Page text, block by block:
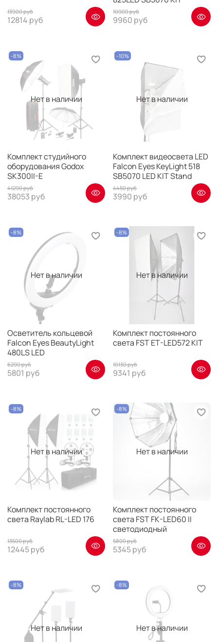
13900 руб
12814 руб
10900 руб
9960 руб
Нет в наличии
-8%
Комплект студийного
оборудования Godox
SK300II-E
41290 руб
38053 руб
Нет в наличии
-10%
Комплект видеосвета LED
Falcon Eyes KeyLight 518
SB5070 LED KIT Stand
4450 руб
3990 руб
Нет в наличии
-8%
Осветитель кольцевой
Falcon Eyes BeautyLight
480LS LED
6290 руб
5801 руб
Нет в наличии
-8%
Комплект постоянного
света FST ET-LED572 KIT
10130 руб
9341 руб
Нет в наличии
-8%
Комплект постоянного
света Raylab RL-LED 176
13500 руб
12445 руб
Нет в наличии
-8%
Комплект постоянного
света FST FK-LED60 II
светодиодный
5800 руб
5345 руб
Нет в наличии
-8%
Нет в наличии
-8%